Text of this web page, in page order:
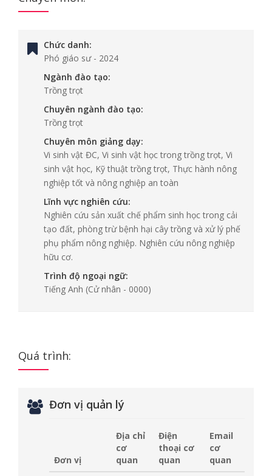
Chức danh:
Phó giáo sư- 2024
Ngành đào tạo:
Trồng trọt
Chuyên ngành đào tạo:
Trồng trọt
Chuyên môn giảng dạy:
Vi sinh vật ĐC, Vi sinh vật học trong trồng trọt, Vi
sinh vật học, Kỹ thuật trồng trọt, Thực hành nông
nghiệp tốt và nông nghiệp an toàn
Lĩnh vực nghiên cứu:
Nghiên cứu sản xuất chế phẩm sinh học trong cải
tạo đất, phòng trừ bệnh hại cây trồng và xử lý phế
phụ phẩm nông nghiệp. Nghiên cứu nông nghiệp
hữu cơ.
Trình độ ngoại ngữ:
Tiếng Anh (Cử nhân - 0000)
Quá trình:
Đơn vị quản lý
Đơn vị
Địa chỉ
cơ
quan
Điện
thoại cơ
quan
Email
cơ
quan